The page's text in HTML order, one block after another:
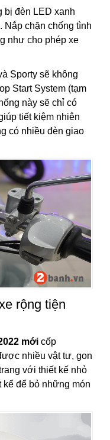
bị đèn LED xanh
Nắp chặn chống tình
như cho phép xe
Sporty sẽ không
Start System (tạm
này sẽ chỉ có
tiết kiệm nhiên
có nhiều đèn giao
rộng tiện
mới cốp
nhiều vật tư, gon
với thiết kế nhỏ
để bỏ những món